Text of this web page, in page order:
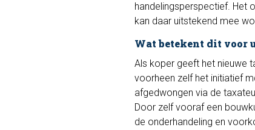
handelingsperspectief. Het
kan daar uitstekend mee
Wat betekent dit voor
Als koper geeft het nieuwe
voorheen zelf het initiatief
afgedwongen via de
Door zelf vooraf een
de onderhandeling en